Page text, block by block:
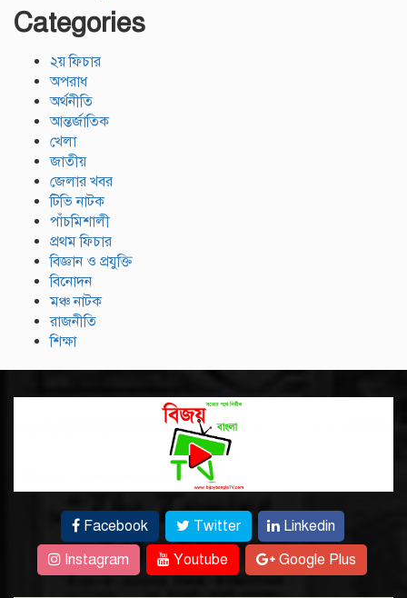
Categories
২য় ফিচার
অপরাধ
অর্থনীতি
আন্তর্জাতিক
খেলা
জাতীয়
জেলার খবর
টিভি নাটক
পাঁচমিশালী
প্রথম ফিচার
বিজ্ঞান ও প্রযুক্তি
বিনোদন
মঞ্চ নাটক
রাজনীতি
শিক্ষা
Facebook Twitter
Linkedin
Instagram
Youtube Google Plus